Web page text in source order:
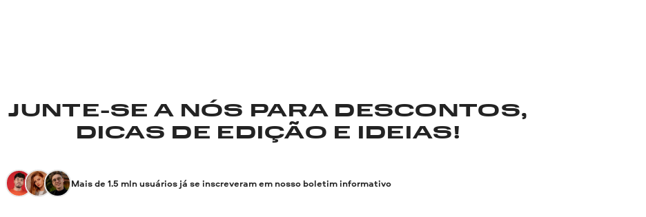
JUNTE-SE A NÓS PARA DESCONTOS,
DICAS DE EDIÇÃO E IDEIAS!
Mais de 1.5 mln usuários já se inscreveram em nosso boletim informativo